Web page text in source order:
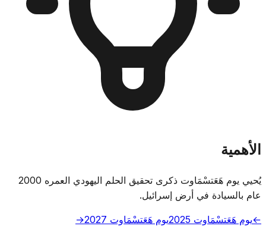
الأهمية
يُحيي يوم هَعَتسْمَاوت ذكرى تحقيق الحلم اليهودي العمره 2000
عام بالسيادة في أرض إسرائيل.
←يوم هَعَتسْمَاوت 2025 يوم هَعَتسْمَاوت 2027 →